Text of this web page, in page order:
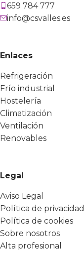
659 784 777
info@csvalles.es
Enlaces
Refrigeración
Frío industrial
Hostelería
Climatización
Ventilación
Renovables
Legal
Aviso Legal
Política de privacidad
Política de cookies
Sobre nosotros
Alta profesional